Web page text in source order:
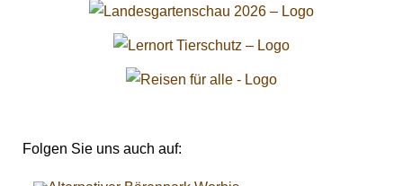
Folgen Sie uns auch auf: